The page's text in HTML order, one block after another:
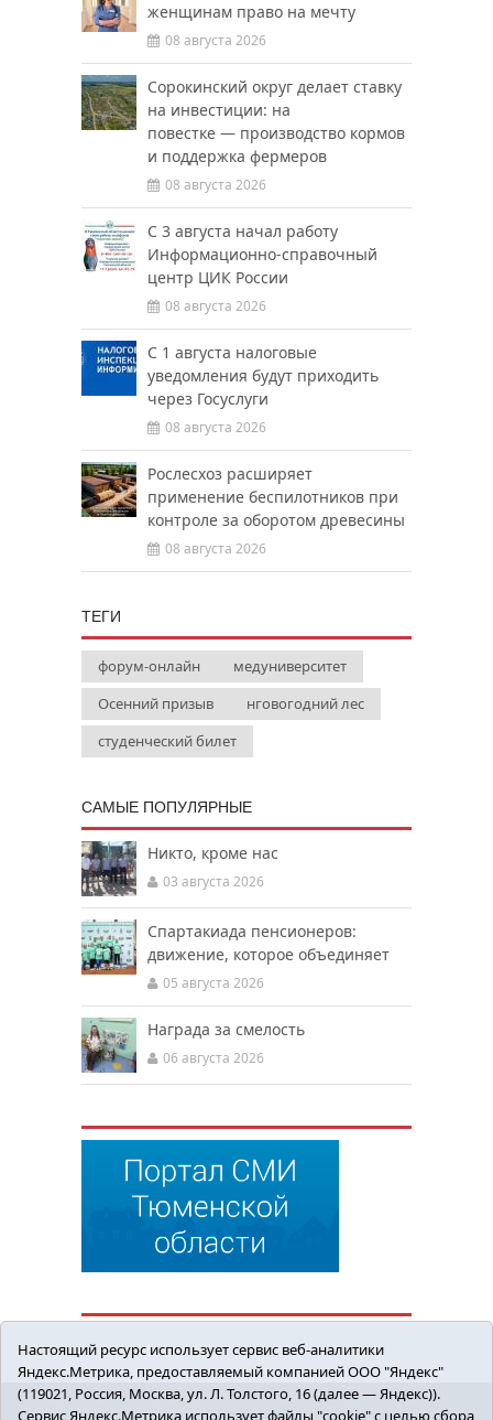
женщинам право на мечту
08 августа 2026
Сорокинский округ делает ставку
на инвестиции: на
повестке — производство кормов
и поддержка фермеров
08 августа 2026
С 3 августа начал работу
Информационно-справочный
центр ЦИК России
08 августа 2026
С 1 августа налоговые
уведомления будут приходить
через Госуслуги
08 августа 2026
Рослесхоз расширяет
применение беспилотников при
контроле за оборотом древесины
08 августа 2026
ТЕГИ
форум-онлайн
медуниверситет
Осенний призыв
нговогодний лес
студенческий билет
САМЫЕ ПОПУЛЯРНЫЕ
Никто, кроме нас
03 августа 2026
Спартакиада пенсионеров:
движение, которое объединяет
05 августа 2026
Награда за смелость
06 августа 2026
Настоящий ресурс использует сервис веб-аналитики
Яндекс.Метрика, предоставляемый компанией ООО "Яндекс"
(119021, Россия, Москва, ул. Л. Толстого, 16 (далее — Яндекс)).
Сервис Яндекс.Метрика использует файлы "cookie" с целью сбора